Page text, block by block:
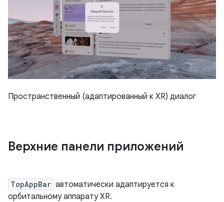
Пространственный (адаптированный к XR) диалог
Верхние панели приложений
TopAppBar автоматически адаптируется к
орбитальному аппарату XR.